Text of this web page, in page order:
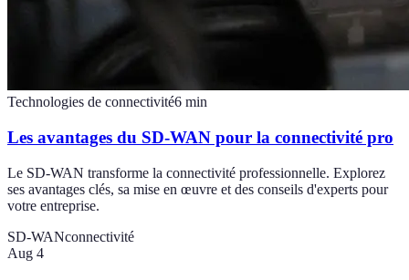
Technologies de connectivité6 min
Les avantages du SD-WAN pour la connectivité pro
Le SD-WAN transforme la connectivité professionnelle. Explorez
ses avantages clés, sa mise en œuvre et des conseils d'experts pour
votre entreprise.
SD-WANconnectivité
Aug 4